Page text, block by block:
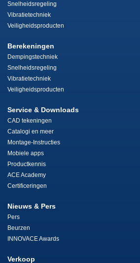
Snelheidsregeling
Vibratietechniek
Veiligheidsproducten
Berekeningen
Dempingstechniek
Snelheidsregeling
Vibratietechniek
Veiligheidsproducten
Service & Downloads
CAD tekeningen
Catalogi en meer
Montage-Instructies
Mobiele apps
Productkennis
ACE Academy
Certificeringen
Nieuws & Pers
Pers
Beurzen
INNOVACE Awards
Verkoop